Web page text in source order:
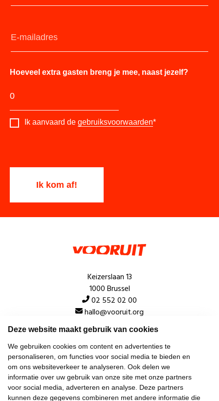
Deze website maakt gebruik van cookies
We gebruiken cookies om content en advertenties te
personaliseren, om functies voor social media te bieden en
om ons websiteverkeer te analyseren. Ook delen we
informatie over uw gebruik van onze site met onze partners
voor social media, adverteren en analyse. Deze partners
kunnen deze gegevens combineren met andere informatie die
Hoeveel extra gasten breng je mee, naast jezelf?
Ik aanvaard de gebruiksvoorwaarden*
Keizerslaan 13
1000 Brussel
02 552 02 00
hallo@vooruit.org
Snel
Over de beweging
Algemeen